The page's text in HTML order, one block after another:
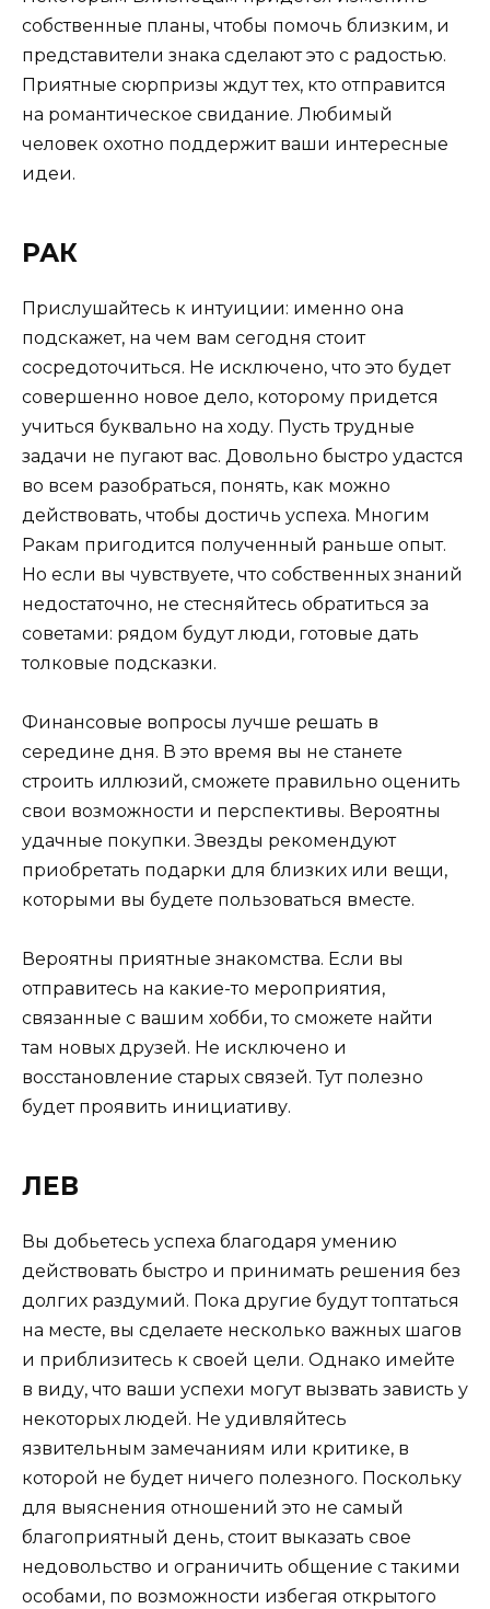
собственные планы, чтобы помочь близким, и
представители знака сделают это с радостью.
Приятные сюрпризы ждут тех, кто отправится
на романтическое свидание. Любимый
человек охотно поддержит ваши интересные
идеи.
РАК
Прислушайтесь к интуиции: именно она
подскажет, на чем вам сегодня стоит
сосредоточиться. Не исключено, что это будет
совершенно новое дело, которому придется
учиться буквально на ходу. Пусть трудные
задачи не пугают вас. Довольно быстро удастся
во всем разобраться, понять, как можно
действовать, чтобы достичь успеха. Многим
Ракам пригодится полученный раньше опыт.
Но если вы чувствуете, что собственных знаний
недостаточно, не стесняйтесь обратиться за
советами: рядом будут люди, готовые дать
толковые подсказки.
Финансовые вопросы лучше решать в
середине дня. В это время вы не станете
строить иллюзий, сможете правильно оценить
свои возможности и перспективы. Вероятны
удачные покупки. Звезды рекомендуют
приобретать подарки для близких или вещи,
которыми вы будете пользоваться вместе.
Вероятны приятные знакомства. Если вы
отправитесь на какие-то мероприятия,
связанные с вашим хобби, то сможете найти
там новых друзей. Не исключено и
восстановление старых связей. Тут полезно
будет проявить инициативу.
ЛЕВ
Вы добьетесь успеха благодаря умению
действовать быстро и принимать решения без
долгих раздумий. Пока другие будут топтаться
на месте, вы сделаете несколько важных шагов
и приблизитесь к своей цели. Однако имейте
в виду, что ваши успехи могут вызвать зависть у
некоторых людей. Не удивляйтесь
язвительным замечаниям или критике, в
которой не будет ничего полезного. Поскольку
для выяснения отношений это не самый
благоприятный день, стоит выказать свое
недовольство и ограничить общение с такими
особами, по возможности избегая открытого